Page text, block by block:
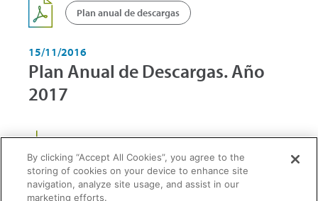
Plan anual de descargas
15/11/2016
Plan Anual de Descargas. Año
2017
By clicking “Accept All Cookies”, you agree to the
storing of cookies on your device to enhance site
navigation, analyze site usage, and assist in our
marketing efforts.